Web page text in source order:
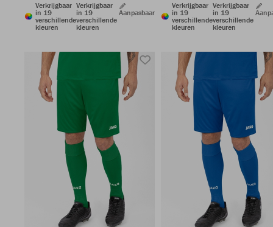
Verkrijgbaar
in 19
verschillende
kleuren
Verkrijgbaar
in 19
verschillende
kleuren
Aanpasbaar
Verkrijgbaar
in 19
verschillende
kleuren
Verkrijgbaar
in 19
verschillende
kleuren